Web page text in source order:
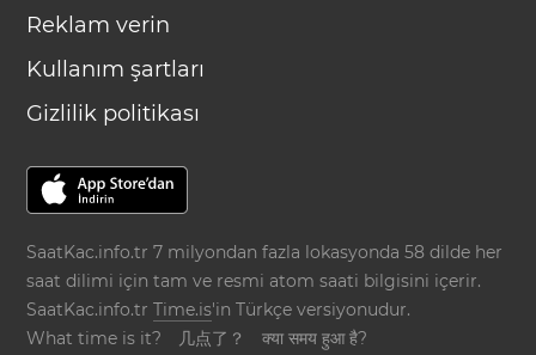
Reklam verin
Kullanım şartları
Gizlilik politikası
SaatKac.info.tr 7 milyondan fazla lokasyonda 58 dilde her
saat dilimi için tam ve resmi atom saati bilgisini içerir.
SaatKac.info.trTime.is'in Türkçe versiyonudur.
What time is it?
几点了？
क्या समय हुआ है?